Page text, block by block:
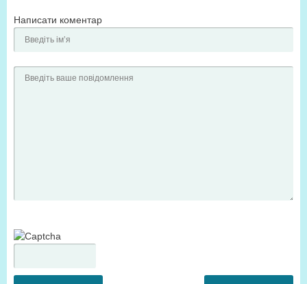
Написати коментар